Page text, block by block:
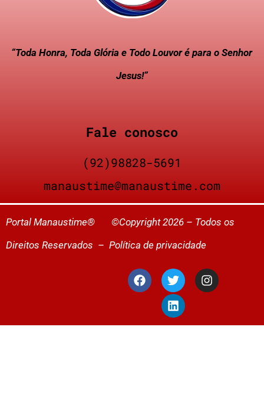
“Toda Honra, Toda Glória e Todo Louvor é para o Senhor
Jesus!”
Fale conosco
(92)98828-5691
manaustime@manaustime.com
Portal Manaustime® ©Copyright 2026 – Todos os
Direitos Reservados – Política de privacidade